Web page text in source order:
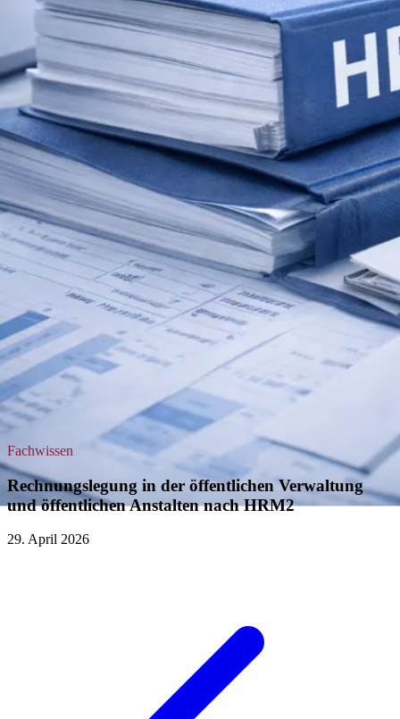
Bewertung & Planung
Wissen
News
Fachwissen
Publikationen
Ressourcen
Team
Karriere
Kundeninformation
Leitbild
Kontakt
Offerte anfordern
Fachwissen
Rechnungslegung in der öffentlichen Verwaltung
und öffentlichen Anstalten nach HRM2
29. April 2026